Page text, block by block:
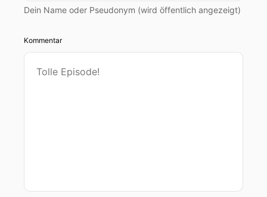
Dein Name oder Pseudonym (wird öffentlich angezeigt)
Kommentar